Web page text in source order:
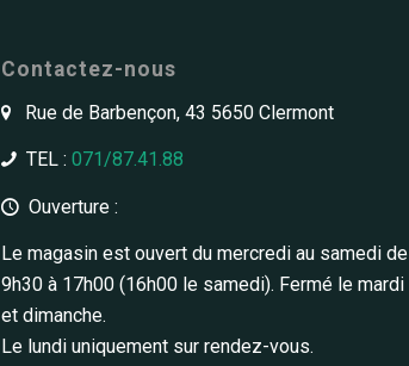
Contactez-nous
Rue de Barbençon, 43 5650 Clermont
TEL : 071/87.41.88
Ouverture :
Le magasin est ouvert du mercredi au samedi de
9h30 à 17h00 (16h00 le samedi). Fermé le mardi
et dimanche.
Le lundi uniquement sur rendez-vous.